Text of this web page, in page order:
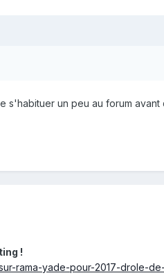
s'habituer un peu au forum
!
rama-yade-pour-2017-drole-